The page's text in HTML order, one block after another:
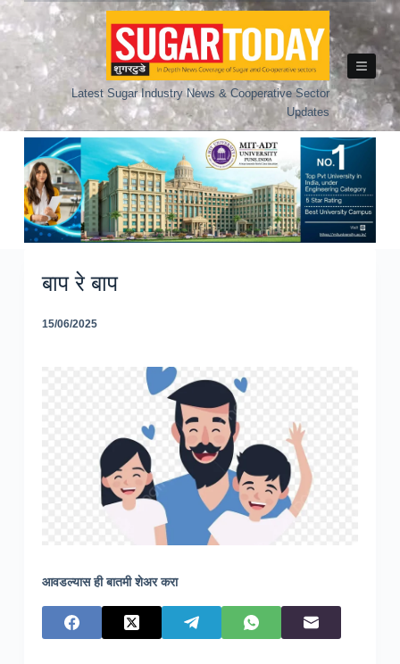
Skip
to
Latest Sugar Industry News & Cooperative Sector
Updates
बाप रे बाप
15/06/2025
आवडल्यास ही बातमी शेअर करा